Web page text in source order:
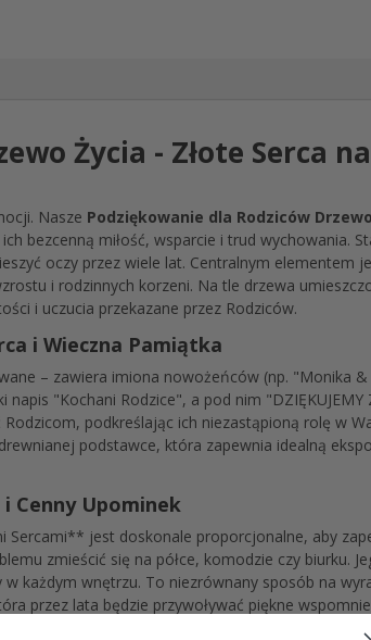
Życia - Złote Serca
Nasze Podziękowanie dla Rodziców
bezcenną miłość, wsparcie i trud wychowania.
oczy przez wiele lat. Centralnym elementem
i rodzinnych korzeni. Na tle drzewa
i uczucia przekazane przez Rodziców.
i Wieczna Pamiątka
– zawiera imiona nowożeńców (np. "Monika
"Kochani Rodzice", a pod nim "DZIĘKUJEMY
podkreślając ich niezastąpioną rolę w
podstawce, która zapewnia idealną
Cenny Upominek
Sercami** jest doskonale proporcjonalne, aby
zmieścić się na półce, komodzie czy biurku.
każdym wnętrzu. To niezrównany sposób na
przez lata będzie przywoływać piękne